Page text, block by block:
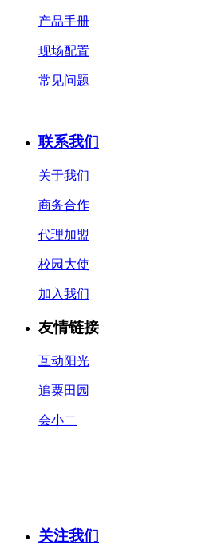
产品手册
现场配置
常见问题
联系我们
关于我们
商务合作
代理加盟
校园大使
加入我们
友情链接
互动阳光
追粟田园
会小二
关注我们